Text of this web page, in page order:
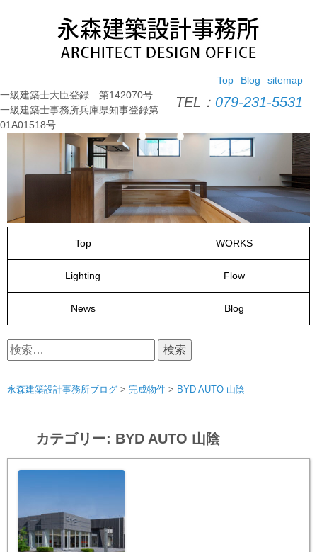
ス
キ
ッ
sitemap
Blog
Top
TEL： 079-231-5531
一級建築士大臣登録 第142070号
一級建築士事務所兵庫県知事登録第
01A01518号
Top WORKS
Lighting Flow
News Blog
検
索:
永森建築設計事務所ブログ > 完成物件 > BYD AUTO 山陰
カテゴリー: BYD AUTO 山陰